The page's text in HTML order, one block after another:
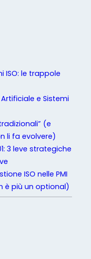
ISO: le trappole
Artificiale e Sistemi
(e
li fa evolvere)
3 leve strategiche
ISO nelle PMI
è più un optional)